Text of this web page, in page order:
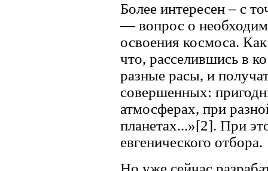
Более интересен – с
— вопрос о
освоения космоса.
что, расселившись в
разные расы, и
совершенных:
атмосферах, при
планетах...»[2]. При
евгенического отбора.